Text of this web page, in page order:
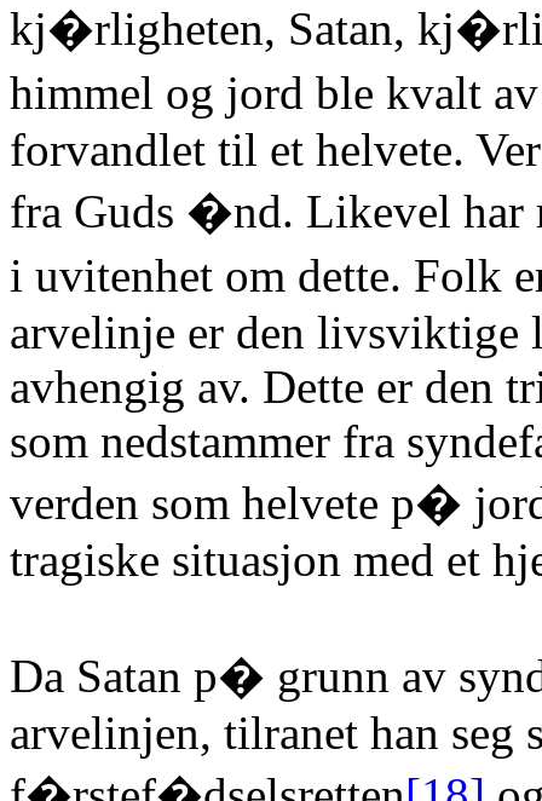
kj�rligheten, Satan,
himmel og jord ble kvalt
forvandlet til et helvete.
fra Guds �nd. Likevel har
i uvitenhet om dette. Folk
arvelinje er den livsviktige
avhengig av. Dette er den
som nedstammer fra
verden som helvete p�
tragiske situasjon med et
Da Satan p� grunn av
arvelinjen, tilranet han seg